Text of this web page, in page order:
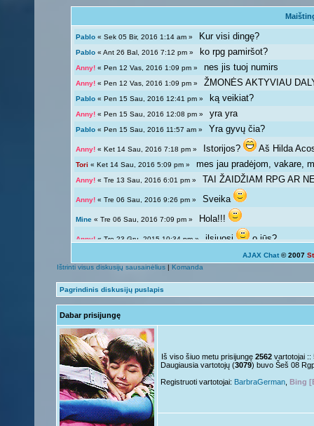
Pablo « Sek 05 Bir, 2016 1:14 am » Kur visi dingę?
Pablo « Ant 26 Bal, 2016 7:12 pm » ko rpg pamiršot?
Anny! « Pen 12 Vas, 2016 1:09 pm »nes jis tuoj numirs
Anny! « Pen 12 Vas, 2016 1:09 pm »ŽMONĖS AKTYVIAU
Pablo « Pen 15 Sau, 2016 12:41 pm » ką veikiat?
Anny! « Pen 15 Sau, 2016 12:08 pm »yra yra
Pablo « Pen 15 Sau, 2016 11:57 am » Yra gyvų čia?
Anny! « Ket 14 Sau, 2016 7:18 pm » Istorijos? Aš Hilda
Tori « Ket 14 Sau, 2016 5:09 pm »mes jau pradėjom, vakare,
Anny! « Tre 13 Sau, 2016 6:01 pm » TAI ŽAIDŽIAM RPG AR
Anny! « Tre 06 Sau, 2016 9:26 pm »Sveika
Mine « Tre 06 Sau, 2016 7:09 pm » Hola!!!
Anny! « Tre 23 Gru, 2015 10:34 pm »ilsiuosi o jūs?
Ką veikiat?
Anny!« Sek 13 Rgs, 2015 9:54 pm »galima ir atsipalaiduoti
Giedryte.« Sek 13 Rgs, 2015 7:40 pm »
Anny!« Pir 07 Rgs, 2015 9:14 pm »
Giedryte.« Pir 07 Rgs, 2015 7:36 pm » Nelabai..
Anny!« Pen 04 Rgs, 2015 9:51 pm » o tu? Juk irgi
Giedryte.« Pen 04 Rgs, 2015 5:29 pm »
Nesquik« Ant 01 Rgs, 2015 6:12 pm »ačiū ačiū
ir jus
AJAX Chat © 2007
Ištrinti visus diskusijų sausainėlius | Komanda
Pagrindinis diskusijų puslapis
Dabar prisijungę
Iš viso šiuo metu prisijungę 2562 vartotojai ::
Daugiausia vartotojų (3079) buvo Šeš 08
Registruoti vartotojai: BarbraGerman Bing